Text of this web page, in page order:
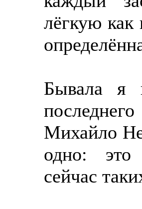
лёгкую как
Бывала я
Михайло
одно: это
сейчас